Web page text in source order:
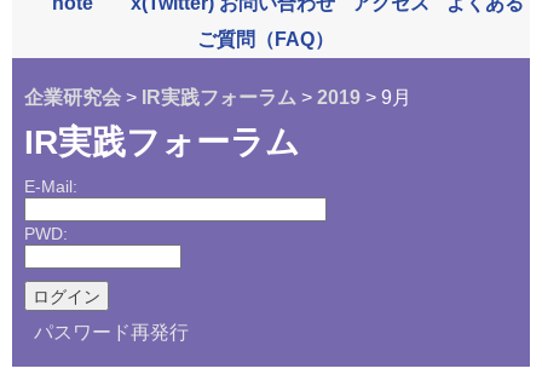
ご質問（FAQ）
企業研究会 > IR実践フォーラム > 2019 > 9月
IR実践フォーラム
E-Mail:
PWD:
パスワード再発行